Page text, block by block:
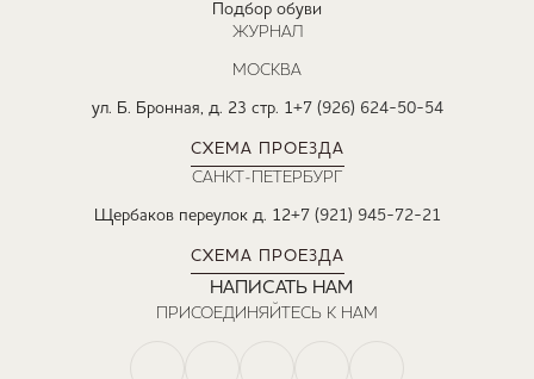
Подбор обуви
ЖУРНАЛ
МОСКВА
ул. Б. Бронная, д. 23 стр. 1+7 (926) 624-50-54
СХЕМА ПРОЕЗДА
САНКТ-ПЕТЕРБУРГ
Щербаков переулок д. 12+7 (921) 945-72-21
СХЕМА ПРОЕЗДА
НАПИСАТЬ НАМ
ПРИСОЕДИНЯЙТЕСЬ К НАМ